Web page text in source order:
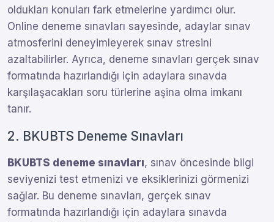
oldukları konuları fark etmelerine yardımcı olur.
Online deneme sınavları sayesinde, adaylar sınav
atmosferini deneyimleyerek sınav stresini
azaltabilirler. Ayrıca, deneme sınavları gerçek sınav
formatında hazırlandığı için adaylara sınavda
karşılaşacakları soru türlerine aşina olma imkanı
tanır.
2. BKUBTS Deneme Sınavları
BKUBTS deneme sınavları, sınav öncesinde bilgi
seviyenizi test etmenizi ve eksiklerinizi görmenizi
sağlar. Bu deneme sınavları, gerçek sınav
formatında hazırlandığı için adaylara sınavda